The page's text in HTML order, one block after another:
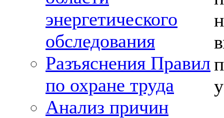
энергетического
обследования
Разъяснения Правил
по охране труда
Анализ причин